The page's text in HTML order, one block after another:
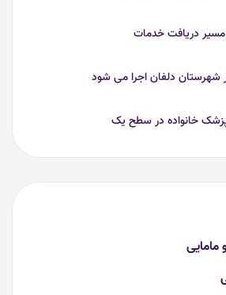
مسیر دریافت خدمات
شهرستان دلفان اجرا می شود
پزشک خانواده در سطح یک
مامایی